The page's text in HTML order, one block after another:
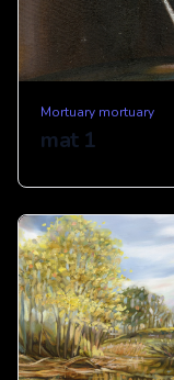
Mortuary mortuary
mat 1